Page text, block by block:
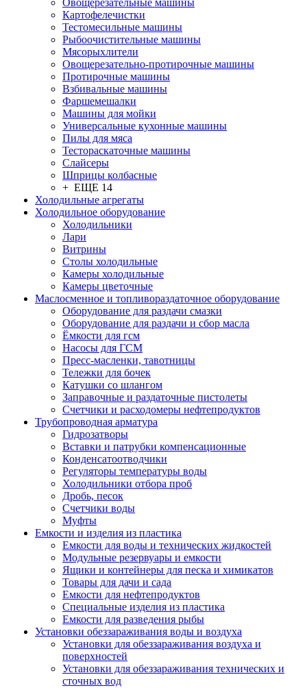
Овощерезательные машины
Картофелечистки
Тестомесильные машины
Рыбоочистительные машины
Мясорыхлители
Овощерезательно-протирочные машины
Протирочные машины
Взбивальные машины
Фаршемешалки
Машины для мойки
Универсальные кухонные машины
Пилы для мяса
Тестораскаточные машины
Слайсеры
Шприцы колбасные
+ ЕЩЕ 14
Холодильные агрегаты
Холодильное оборудование
Холодильники
Лари
Витрины
Столы холодильные
Камеры холодильные
Камеры цветочные
Маслосменное и топливораздаточное оборудование
Оборудование для раздачи смазки
Оборудование для раздачи и сбор масла
Ёмкости для гсм
Насосы для ГСМ
Пресс-масленки, тавотницы
Тележки для бочек
Катушки со шлангом
Заправочные и раздаточные пистолеты
Счетчики и расходомеры нефтепродуктов
Трубопроводная арматура
Гидрозатворы
Вставки и патрубки компенсационные
Конденсатоотводчики
Регуляторы температуры воды
Холодильники отбора проб
Дробь, песок
Счетчики воды
Муфты
Емкости и изделия из пластика
Емкости для воды и технических жидкостей
Модульные резервуары и емкости
Ящики и контейнеры для песка и химикатов
Товары для дачи и сада
Емкости для нефтепродуктов
Специальные изделия из пластика
Емкости для разведения рыбы
Установки обеззараживания воды и воздуха
Установки для обеззараживания воздуха и
поверхностей
Установки для обеззараживания технических и
сточных вод